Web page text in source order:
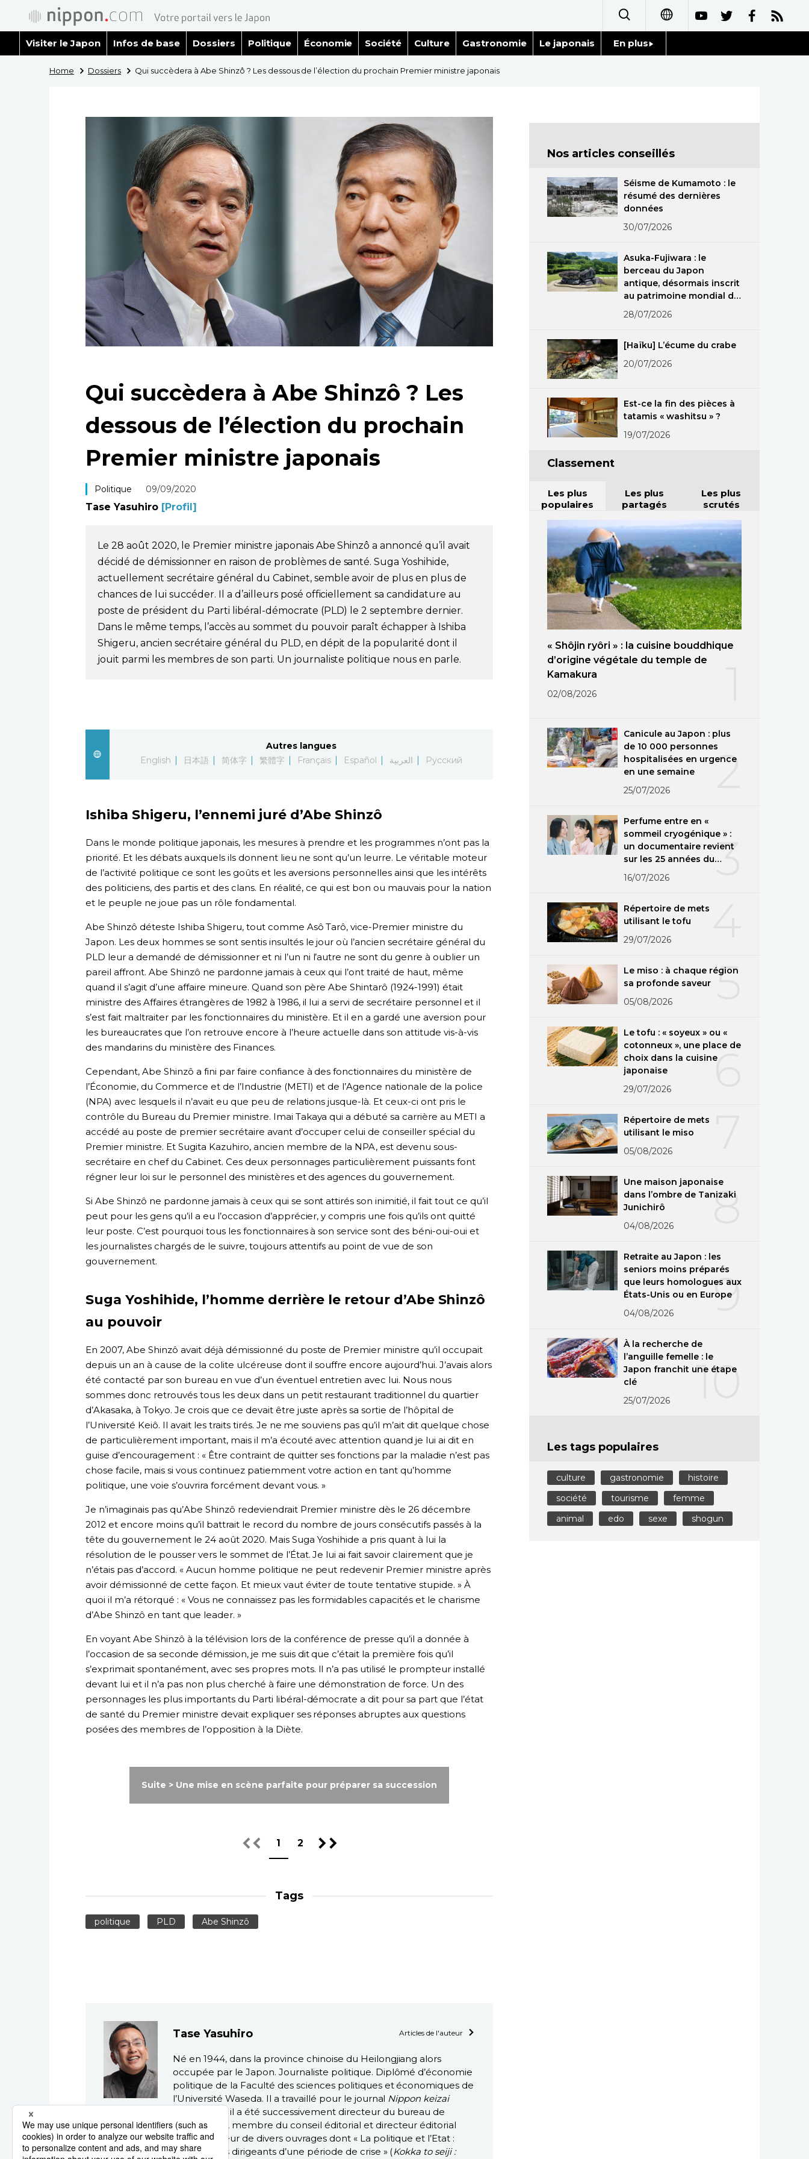
العربية
Русский
Visiter le Japon Infos de base Dossiers Politique Économie Société Culture Gastronomie Le japonais En plus
Images
Vidéos
Tokyo
Home Dossiers Qui succèdera à Abe Shinzô ? Les dessous de l’élection du prochain Premier ministre japonais
Qui succèdera à Abe Shinzô ? Les
dessous de l’élection du prochain
Premier ministre japonais
Politique 09/09/2020
Tase Yasuhiro [Profil]
Le 28 août 2020, le Premier ministre japonais Abe Shinzô a annoncé qu’il avait
décidé de démissionner en raison de problèmes de santé. Suga Yoshihide,
actuellement secrétaire général du Cabinet, semble avoir de plus en plus de
chances de lui succéder. Il a d’ailleurs posé officiellement sa candidature au
poste de président du Parti libéral-démocrate (PLD) le 2 septembre dernier.
Dans le même temps, l’accès au sommet du pouvoir paraît échapper à Ishiba
Shigeru, ancien secrétaire général du PLD, en dépit de la popularité dont il
jouit parmi les membres de son parti. Un journaliste politique nous en parle.
Autres langues
English
日本語 简体字 繁體字 Français Español العربية Русский
Ishiba Shigeru, l’ennemi juré d’Abe Shinzô
Dans le monde politique japonais, les mesures à prendre et les programmes n’ont pas la
priorité. Et les débats auxquels ils donnent lieu ne sont qu’un leurre. Le véritable moteur
de l’activité politique ce sont les goûts et les aversions personnelles ainsi que les intérêts
des politiciens, des partis et des clans. En réalité, ce qui est bon ou mauvais pour la nation
et le peuple ne joue pas un rôle fondamental.
Abe Shinzô déteste Ishiba Shigeru, tout comme Asô Tarô, vice-Premier ministre du
Japon. Les deux hommes se sont sentis insultés le jour où l’ancien secrétaire général du
PLD leur a demandé de démissionner et ni l’un ni l’autre ne sont du genre à oublier un
pareil affront. Abe Shinzô ne pardonne jamais à ceux qui l’ont traité de haut, même
quand il s’agit d’une affaire mineure. Quand son père Abe Shintarô (1924-1991) était
ministre des Affaires étrangères de 1982 à 1986, il lui a servi de secrétaire personnel et il
s’est fait maltraiter par les fonctionnaires du ministère. Et il en a gardé une aversion pour
les bureaucrates que l’on retrouve encore à l’heure actuelle dans son attitude vis-à-vis
des mandarins du ministère des Finances.
Cependant, Abe Shinzô a fini par faire confiance à des fonctionnaires du ministère de
l’Économie, du Commerce et de l’Industrie (METI) et de l’Agence nationale de la police
(NPA) avec lesquels il n’avait eu que peu de relations jusque-là. Et ceux-ci ont pris le
contrôle du Bureau du Premier ministre. Imai Takaya qui a débuté sa carrière au METI a
accédé au poste de premier secrétaire avant d’occuper celui de conseiller spécial du
Premier ministre. Et Sugita Kazuhiro, ancien membre de la NPA, est devenu sous-
secrétaire en chef du Cabinet. Ces deux personnages particulièrement puissants font
régner leur loi sur le personnel des ministères et des agences du gouvernement.
Si Abe Shinzô ne pardonne jamais à ceux qui se sont attirés son inimitié, il fait tout ce qu’il
peut pour les gens qu’il a eu l’occasion d’apprécier, y compris une fois qu’ils ont quitté
leur poste. C’est pourquoi tous les fonctionnaires à son service sont des béni-oui-oui et
les journalistes chargés de le suivre, toujours attentifs au point de vue de son
gouvernement.
Suga Yoshihide, l’homme derrière le retour d’Abe Shinzô
au pouvoir
En 2007, Abe Shinzô avait déjà démissionné du poste de Premier ministre qu’il occupait
depuis un an à cause de la colite ulcéreuse dont il souffre encore aujourd’hui. J’avais alors
été contacté par son bureau en vue d’un éventuel entretien avec lui. Nous nous
sommes donc retrouvés tous les deux dans un petit restaurant traditionnel du quartier
d’Akasaka, à Tokyo. Je crois que ce devait être juste après sa sortie de l’hôpital de
l’Université Keiô. Il avait les traits tirés. Je ne me souviens pas qu’il m’ait dit quelque chose
de particulièrement important, mais il m’a écouté avec attention quand je lui ai dit en
guise d’encouragement : « Être contraint de quitter ses fonctions par la maladie n’est pas
chose facile, mais si vous continuez patiemment votre action en tant qu’homme
politique, une voie s’ouvrira forcément devant vous. »
Je n’imaginais pas qu’Abe Shinzô redeviendrait Premier ministre dès le 26 décembre
2012 et encore moins qu’il battrait le record du nombre de jours consécutifs passés à la
tête du gouvernement le 24 août 2020. Mais Suga Yoshihide a pris quant à lui la
résolution de le pousser vers le sommet de l’État. Je lui ai fait savoir clairement que je
n’étais pas d’accord. « Aucun homme politique ne peut redevenir Premier ministre après
avoir démissionné de cette façon. Et mieux vaut éviter de toute tentative stupide. » À
quoi il m’a rétorqué : « Vous ne connaissez pas les formidables capacités et le charisme
d’Abe Shinzô en tant que leader. »
En voyant Abe Shinzô à la télévision lors de la conférence de presse qu’il a donnée à
l’occasion de sa seconde démission, je me suis dit que c’était la première fois qu’il
s’exprimait spontanément, avec ses propres mots. Il n’a pas utilisé le prompteur installé
devant lui et il n’a pas non plus cherché à faire une démonstration de force. Un des
personnages les plus importants du Parti libéral-démocrate a dit pour sa part que l’état
de santé du Premier ministre devait expliquer ses réponses abruptes aux questions
posées des membres de l’opposition à la Diète.
Suite > Une mise en scène parfaite pour préparer sa succession
1 2
Tags
politique PLD Abe Shinzô
Tase Yasuhiro Articles de l'auteur
Né en 1944, dans la province chinoise du Heilongjiang alors
occupée par le Japon. Journaliste politique. Diplômé d’économie
politique de la Faculté des sciences politiques et économiques de
l’Université Waseda. Il a travaillé pour le journal Nippon keizai
où il a été successivement directeur du bureau de
Washington, membre du conseil éditorial et directeur éditorial
adjoint. Auteur de divers ouvrages dont « La politique et l’Etat :
portraits des dirigeants d’une période de crise » (Kokka to seiji :
Nos articles conseillés
Séisme de Kumamoto : le
résumé des dernières
données
30/07/2026
Asuka-Fujiwara : le
berceau du Japon
antique, désormais inscrit
au patrimoine mondial de
l’Unesco
28/07/2026
[Haïku] L’écume du crabe
20/07/2026
Est-ce la fin des pièces à
tatamis « washitsu » ?
19/07/2026
Classement
Les plus
populaires
Les plus
partagés
Les plus
scrutés
« Shôjin ryôri » : la cuisine bouddhique
d’origine végétale du temple de
Kamakura
02/08/2026
2
Canicule au Japon : plus
de 10 000 personnes
hospitalisées en urgence
en une semaine
25/07/2026
3
Perfume entre en «
sommeil cryogénique » :
un documentaire revient
sur les 25 années du
groupe
16/07/2026
Répertoire de mets
utilisant le tofu
29/07/2026
5
Le miso : à chaque région
sa profonde saveur
05/08/2026
6
Le tofu : « soyeux » ou «
cotonneux », une place de
choix dans la cuisine
japonaise
29/07/2026
Répertoire de mets
utilisant le miso
05/08/2026
8
Une maison japonaise
dans l’ombre de Tanizaki
Junichirô
04/08/2026
9
Retraite au Japon : les
seniors moins préparés
que leurs homologues aux
États-Unis ou en Europe
04/08/2026
10
À la recherche de
l’anguille femelle : le
Japon franchit une étape
clé
25/07/2026
Les tags populaires
culture gastronomie
histoire
société
tourisme
femme
animal
edo sexe shogun